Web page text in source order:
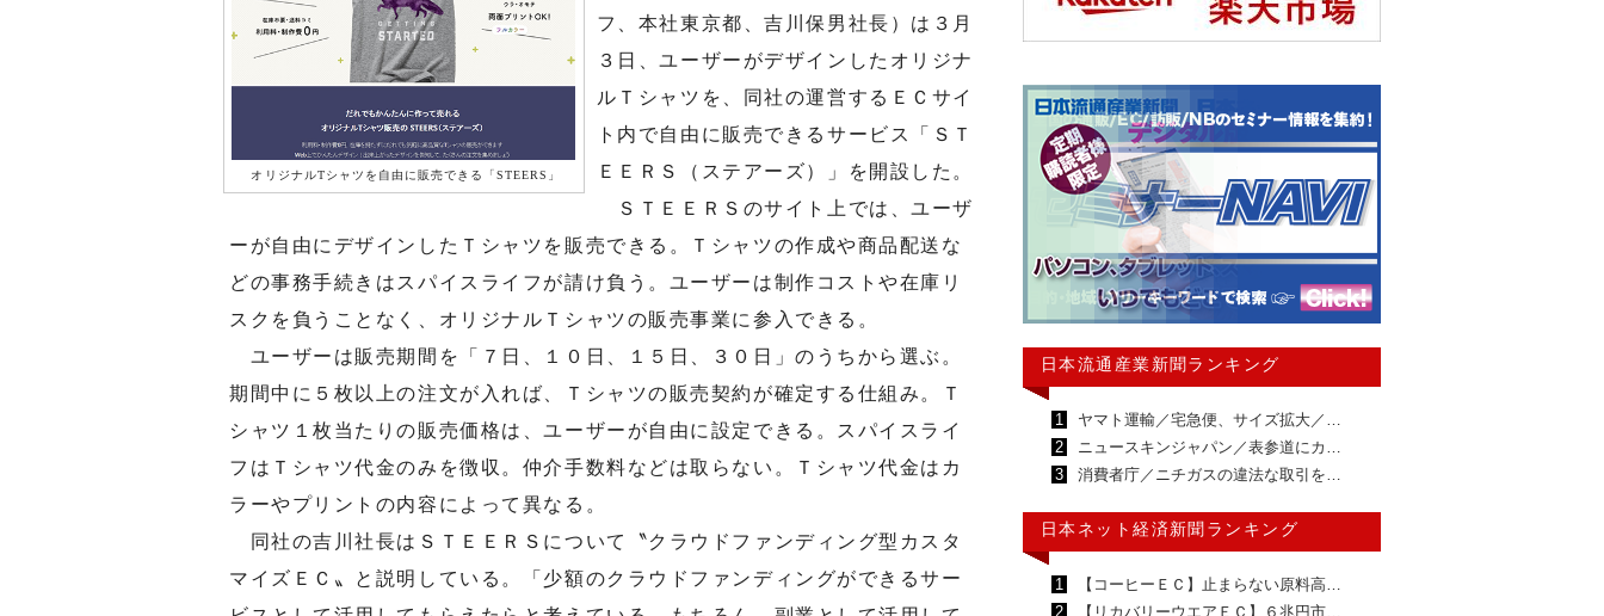
オリジナルTシャツを自由に販売できる「STEERS」
フ、本社東京都、吉川保男社長）は３月
３日、ユーザーがデザインしたオリジナ
ルＴシャツを、同社の運営するＥＣサイ
ト内で自由に販売できるサービス「ＳＴ
ＥＥＲＳ（ステアーズ）」を開設した。
ＳＴＥＥＲＳのサイト上では、ユーザ
ーが自由にデザインしたＴシャツを販売できる。Ｔシャツの作成や商品配送な
どの事務手続きはスパイスライフが請け負う。ユーザーは制作コストや在庫リ
スクを負うことなく、オリジナルＴシャツの販売事業に参入できる。
ユーザーは販売期間を「７日、１０日、１５日、３０日」のうちから選ぶ。
期間中に５枚以上の注文が入れば、Ｔシャツの販売契約が確定する仕組み。Ｔ
シャツ１枚当たりの販売価格は、ユーザーが自由に設定できる。スパイスライ
フはＴシャツ代金のみを徴収。仲介手数料などは取らない。Ｔシャツ代金はカ
ラーやプリントの内容によって異なる。
同社の吉川社長はＳＴＥＥＲＳについて〝クラウドファンディング型カスタ
マイズＥＣ〟と説明している。「少額のクラウドファンディングができるサー
日本流通産業新聞ランキング
1
ヤマト運輸／宅急便、サイズ拡大／…
2
ニュースキンジャパン／表参道にカ…
3
消費者庁／ニチガスの違法な取引を…
日本ネット経済新聞ランキング
1
【コーヒーＥＣ】止まらない原料高…
2
【リカバリーウエアＥＣ】６兆円市…